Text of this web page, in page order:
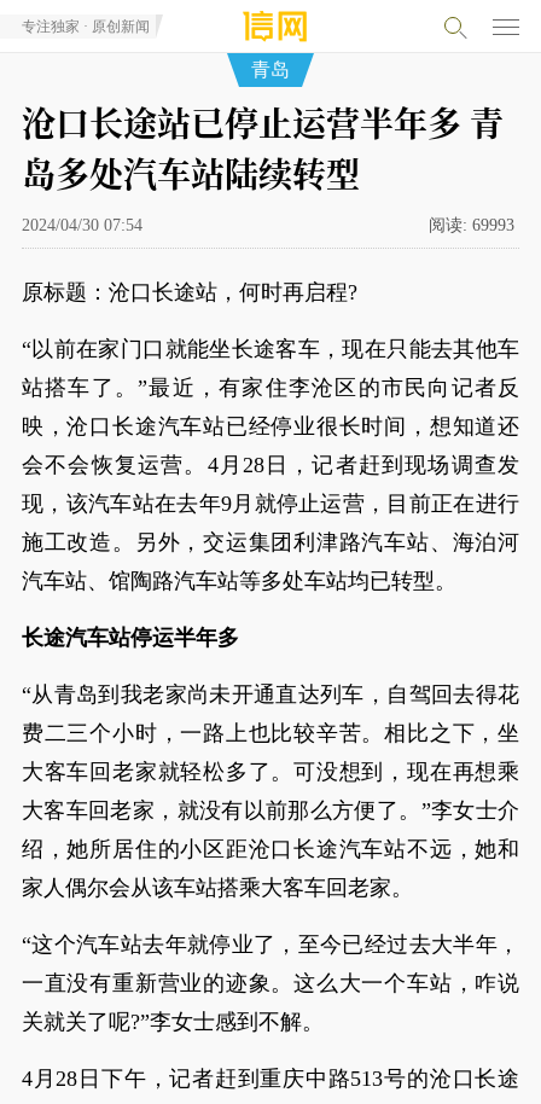
专注独家 · 原创新闻
青岛
沧口长途站已停止运营半年多 青
岛多处汽车站陆续转型
2024/04/30 07:54 阅读: 69993
原标题：沧口长途站，何时再启程?
“以前在家门口就能坐长途客车，现在只能去其他车
站搭车了。”最近，有家住李沧区的市民向记者反
映，沧口长途汽车站已经停业很长时间，想知道还
会不会恢复运营。4月28日，记者赶到现场调查发
现，该汽车站在去年9月就停止运营，目前正在进行
施工改造。另外，交运集团利津路汽车站、海泊河
汽车站、馆陶路汽车站等多处车站均已转型。
长途汽车站停运半年多
“从青岛到我老家尚未开通直达列车，自驾回去得花
费二三个小时，一路上也比较辛苦。相比之下，坐
大客车回老家就轻松多了。可没想到，现在再想乘
大客车回老家，就没有以前那么方便了。”李女士介
绍，她所居住的小区距沧口长途汽车站不远，她和
家人偶尔会从该车站搭乘大客车回老家。
“这个汽车站去年就停业了，至今已经过去大半年，
一直没有重新营业的迹象。这么大一个车站，咋说
关就关了呢?”李女士感到不解。
4月28日下午，记者赶到重庆中路513号的沧口长途